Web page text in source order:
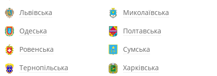
Львівська
Миколаївська
Одеська
Полтавська
Ровенська
Сумська
Тернопільська
Харківська